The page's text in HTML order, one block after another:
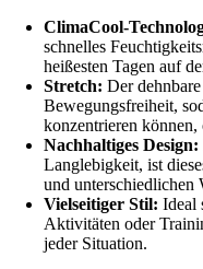
ClimaCool-
schnelles
heißesten Tagen auf
Stretch: Der
Bewegungsfreiheit,
konzentrieren
Nachhaltiges Design:
Langlebigkeit, ist
und unterschiedlichen
Vielseitiger Stil: Ideal
Aktivitäten oder
jeder Situation.